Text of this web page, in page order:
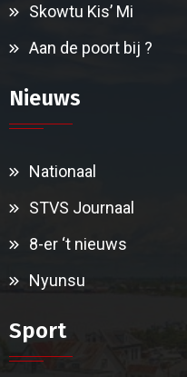
Skowtu Kis’ Mi
Aan de poort bij ?
Nieuws
Nationaal
STVS Journaal
8-er ‘t nieuws
Nyunsu
Sport